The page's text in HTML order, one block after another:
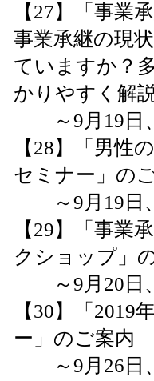
【27】「事業
事業承継の現
ていますか？
かりやすく解
～9月19日
【28】「男性
セミナー」の
～9月19日、
【29】「事業
クショップ」
～9月20日、
【30】「
ー」のご案内
～9月26日、